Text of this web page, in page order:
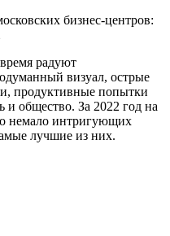
радуют
визуал, острые
продуктивные попытки
и общество. За 2022 год на
немало интригующих
лучшие из них.